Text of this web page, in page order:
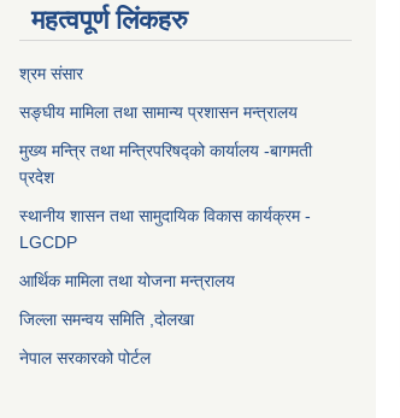
महत्वपूर्ण लिंकहरु
श्रम संसार
सङ्घीय मामिला तथा सामान्य प्रशासन मन्त्रालय
मुख्य मन्त्रि तथा मन्त्रिपरिषद्को कार्यालय -बागमती
प्रदेश
स्थानीय शासन तथा सामुदायिक विकास कार्यक्रम -
LGCDP
आर्थिक मामिला तथा योजना मन्त्रालय
जिल्ला समन्वय समिति ,दोलखा
नेपाल सरकारको पोर्टल